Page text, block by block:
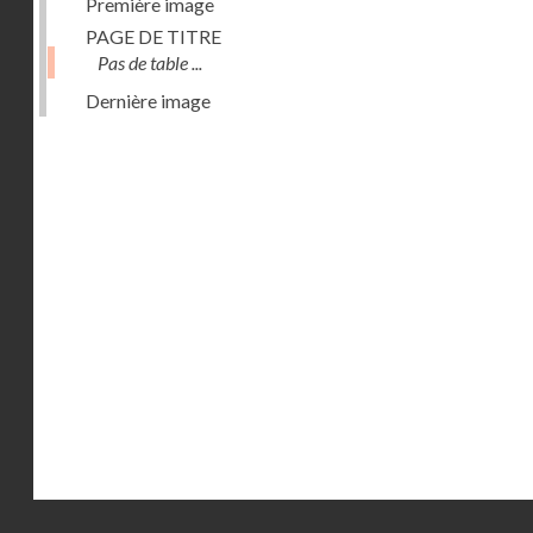
PAGE DE TITRE
Pas de table ...
Dernière image